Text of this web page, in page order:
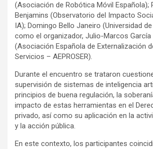
(Asociación de Robótica Móvil Española);
Benjamins (Observatorio del Impacto
IA); Domingo Bello Janeiro (Universidad
como el organizador, Julio-Marcos García
(Asociación Española de Externalización
Servicios – AEPROSER).
Durante el encuentro se trataron
supervisión de sistemas de inteligencia
principios de buena regulación, la
impacto de estas herramientas en el
privado, así como su aplicación en la
y la acción pública.
En este contexto, los participantes